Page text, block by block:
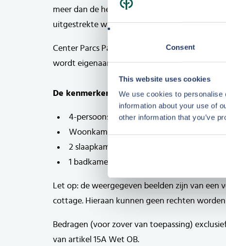
Consent
This website uses cookies
We use cookies to
information about your use of
other information that you’ve
Plattegrond
Plattegrond
meer dan de helft van de cottages een geheel
uitgestrekte wateroppervlak.
Center Parcs Park Bostalsee is geopend in
wordt eigenaar van een cottage met hoge
De kenmerken:
4-persoons Premium cottage
Woonkamer met open keuken
2 slaapkamers op de verdieping
1 badkamer met douche en ligbad op de
Let op: de weergegeven beelden zijn van een
cottage. Hieraan kunnen geen rechten
Bedragen (voor zover van toepassing)
van artikel 15A Wet OB.